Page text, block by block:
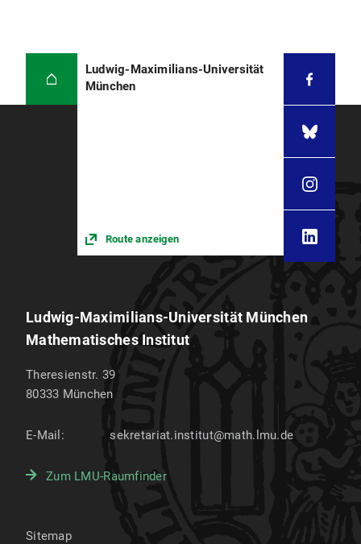
Ludwig-Maximilians-Universität
München
Route anzeigen
Ludwig-Maximilians-Universität München
Mathematisches Institut
Theresienstr. 39
80333 München
E-Mail: sekretariat.institut@math.lmu.de
Zum LMU-Raumfinder
Sitemap